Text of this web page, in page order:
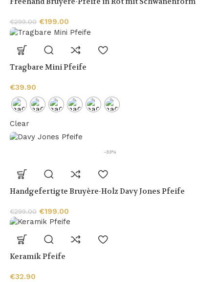
€299.00 €199.00
Tragbare Mini Pfeife
€39.90
Clear
-33%
Handgefertigte Bruyère-Holz Davy Jones Pfeife
€299.00 €199.00
Keramik Pfeife
€32.90